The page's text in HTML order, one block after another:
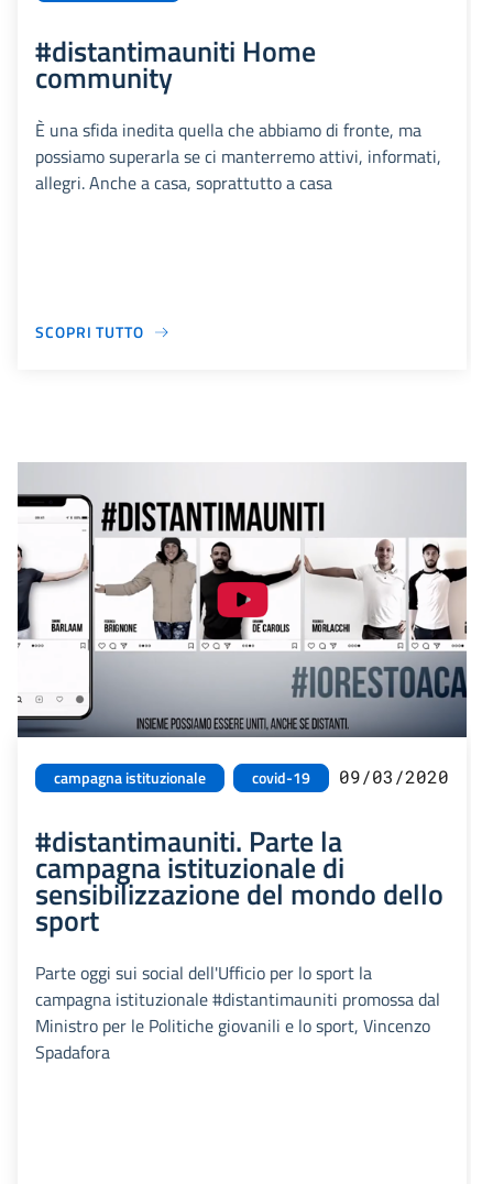
#distantimauniti Home
community
È una sfida inedita quella che abbiamo di fronte, ma
possiamo superarla se ci manterremo attivi, informati,
allegri. Anche a casa, soprattutto a casa
SCOPRI TUTTO
campagna istituzionale covid-19 09/03/2020
#distantimauniti. Parte la
campagna istituzionale di
sensibilizzazione del mondo dello
sport
Parte oggi sui social dell'Ufficio per lo sport la
campagna istituzionale #distantimauniti promossa dal
Ministro per le Politiche giovanili e lo sport, Vincenzo
Spadafora